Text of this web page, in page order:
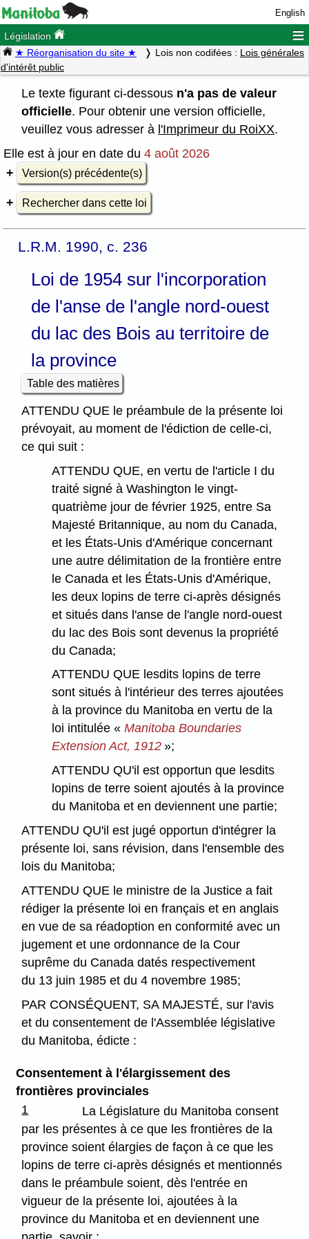
English
Législation ≡
★ Réorganisation du site ★ Lois non codifées : Lois générales
d'intérêt public
Le texte figurant ci-dessous n'a pas de valeur
officielle. Pour obtenir une version officielle,
veuillez vous adresser à l'Imprimeur du RoiXX.
Elle est à jour en date du 4 août 2026
Version(s) précédente(s)
Rechercher dans cette loi
L.R.M. 1990, c. 236
Loi de 1954 sur l'incorporation
de l'anse de l'angle nord-ouest
du lac des Bois au territoire de
la province
Table des matières
ATTENDU QUE le préambule de la présente loi
prévoyait, au moment de l'édiction de celle-ci,
ce qui suit :
ATTENDU QUE, en vertu de l'article I du
traité signé à Washington le vingt-
quatrième jour de février 1925, entre Sa
Majesté Britannique, au nom du Canada,
et les États-Unis d'Amérique concernant
une autre délimitation de la frontière entre
le Canada et les États-Unis d'Amérique,
les deux lopins de terre ci-après désignés
et situés dans l'anse de l'angle nord-ouest
du lac des Bois sont devenus la propriété
du Canada;
ATTENDU QUE lesdits lopins de terre
sont situés à l'intérieur des terres ajoutées
à la province du Manitoba en vertu de la
loi intitulée «Manitoba Boundaries
Extension Act, 1912 »;
ATTENDU QU'il est opportun que lesdits
lopins de terre soient ajoutés à la province
du Manitoba et en deviennent une partie;
ATTENDU QU'il est jugé opportun d'intégrer la
présente loi, sans révision, dans l'ensemble des
lois du Manitoba;
ATTENDU QUE le ministre de la Justice a fait
rédiger la présente loi en français et en anglais
en vue de sa réadoption en conformité avec un
jugement et une ordonnance de la Cour
suprême du Canada datés respectivement
du 13 juin 1985 et du 4 novembre 1985;
PAR CONSÉQUENT, SA MAJESTÉ, sur l'avis
et du consentement de l'Assemblée législative
du Manitoba, édicte :
Consentement à l'élargissement des
frontières provinciales
1
La Législature du Manitoba consent
par les présentes à ce que les frontières de la
province soient élargies de façon à ce que les
lopins de terre ci-après désignés et mentionnés
dans le préambule soient, dès l'entrée en
vigueur de la présente loi, ajoutées à la
province du Manitoba et en deviennent une